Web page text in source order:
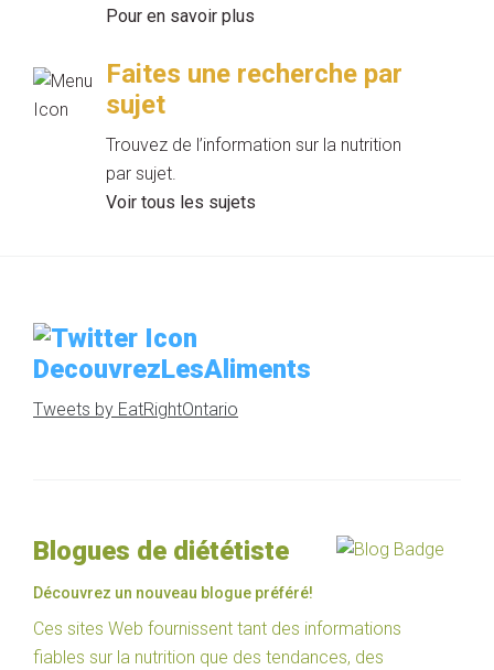
Pour en savoir plus
Faites une recherche par
sujet
Trouvez de l’information sur la nutrition
par sujet.
Voir tous les sujets
DecouvrezLesAliments
Tweets by EatRightOntario
Blogues de diététiste
Découvrez un nouveau blogue préféré!
Ces sites Web fournissent tant des informations
fiables sur la nutrition que des tendances, des